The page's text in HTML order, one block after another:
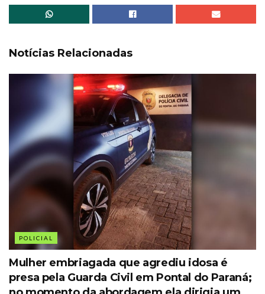
Notícias Relacionadas
POLICIAL
Mulher embriagada que agrediu idosa é
presa pela Guarda Civil em Pontal do Paraná;